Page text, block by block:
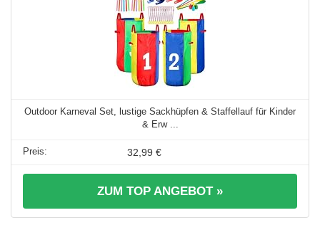
Outdoor Karneval Set, lustige Sackhüpfen & Staffellauf für Kinder
& Erw ...
32,99 €
ZUM TOP ANGEBOT »